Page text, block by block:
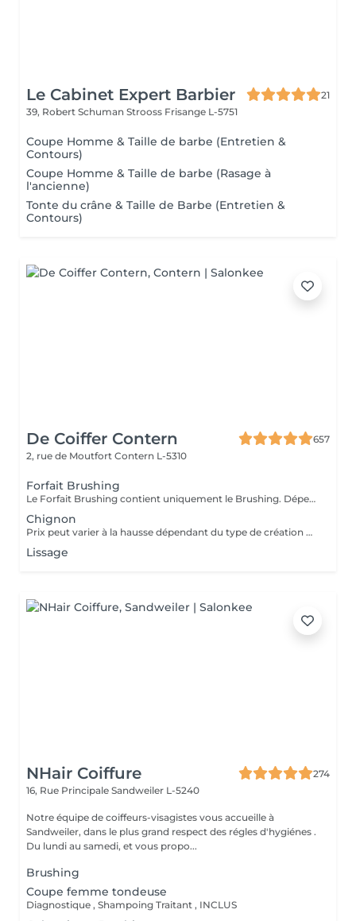
Le Cabinet Expert Barbier
21
39, Robert Schuman Strooss Frisange L-5751
Coupe Homme & Taille de barbe (Entretien &
Contours)
Coupe Homme & Taille de barbe (Rasage à
l'ancienne)
Tonte du crâne & Taille de Barbe (Entretien &
Contours)
De Coiffer Contern
657
2, rue de Moutfort Contern L-5310
Forfait Brushing
Le Forfait Brushing contient uniquement le Brushing. Dépendant de la longueur des cheveux, le prix peut varier. En cas de questions veuillez appeler au +352 26 35 02 89.
Chignon
Prix peut varier à la hausse dépendant du type de création finalement réalisée.
Lissage
NHair Coiffure
274
16, Rue Principale Sandweiler L-5240
Notre équipe de coiffeurs-visagistes vous accueille à
Sandweiler, dans le plus grand respect des régles d'hygiénes .
Du lundi au samedi, et vous propo...
Brushing
Coupe femme tondeuse
Diagnostique , Shampoing Traitant , INCLUS